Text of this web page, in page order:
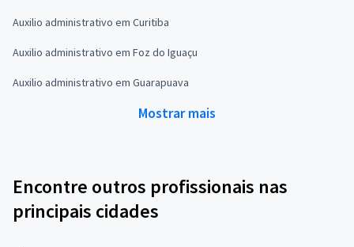
Auxilio administrativo em Curitiba
Auxilio administrativo em Foz do Iguaçu
Auxilio administrativo em Guarapuava
Mostrar mais
Encontre outros profissionais nas
principais cidades